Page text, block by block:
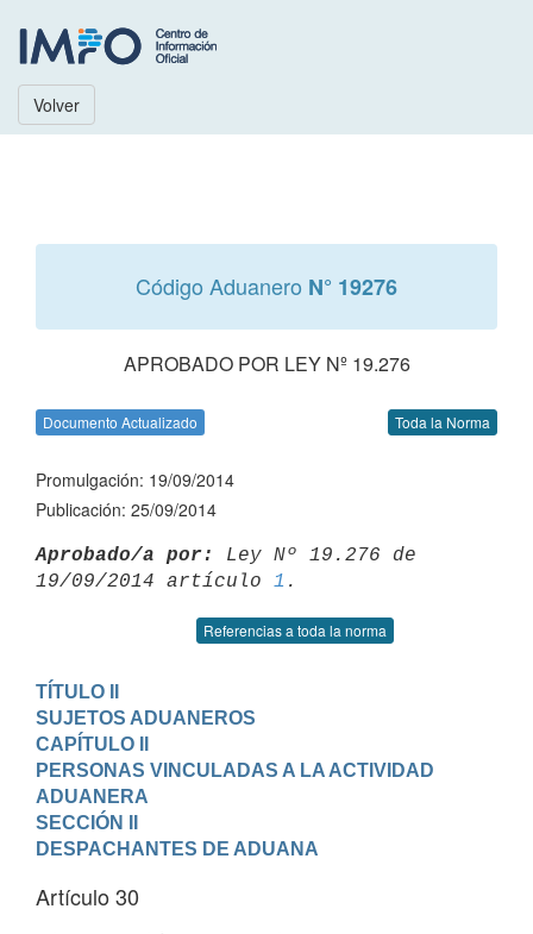
Volver
Código Aduanero N° 19276
APROBADO POR LEY Nº 19.276
Documento Actualizado Toda la Norma
Promulgación: 19/09/2014
Publicación: 25/09/2014
Aprobado/a por:
Ley Nº 19.276 de
19/09/2014 artículo 1
Referencias a toda la norma
TÍTULO II
SUJETOS ADUANEROS
CAPÍTULO II
PERSONAS VINCULADAS A LA ACTIVIDAD
ADUANERA
SECCIÓN II
DESPACHANTES DE ADUANA
Artículo 30